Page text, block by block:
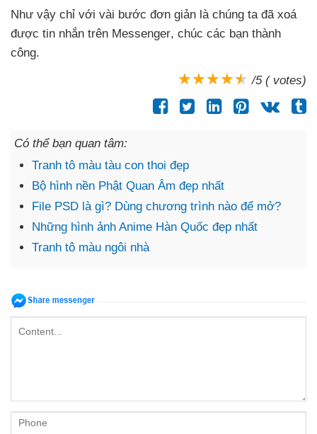
Như vậy chỉ với vài bước đơn giản là chúng ta đã xoá
được tin nhắn trên Messenger, chúc các bạn thành
công.
/5 ( votes)
Có thể bạn quan tâm:
Tranh tô màu tàu con thoi đẹp
Bộ hình nền Phật Quan Âm đẹp nhất
File PSD là gì? Dùng chương trình nào để mở?
Những hình ảnh Anime Hàn Quốc đẹp nhất
Tranh tô màu ngôi nhà